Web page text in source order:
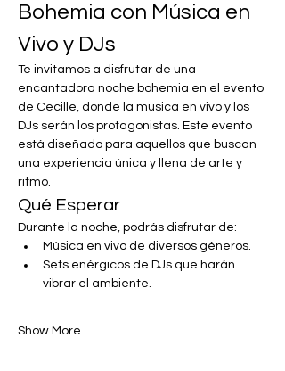
Bohemia con Música en
Vivo y DJs
Te invitamos a disfrutar de una
encantadora noche bohemia en el evento
de Cecille, donde la música en vivo y los
DJs serán los protagonistas. Este evento
está diseñado para aquellos que buscan
una experiencia única y llena de arte y
ritmo.
Qué Esperar
Durante la noche, podrás disfrutar de:
Música en vivo de diversos géneros.
Sets enérgicos de DJs que harán
vibrar el ambiente.
Show More